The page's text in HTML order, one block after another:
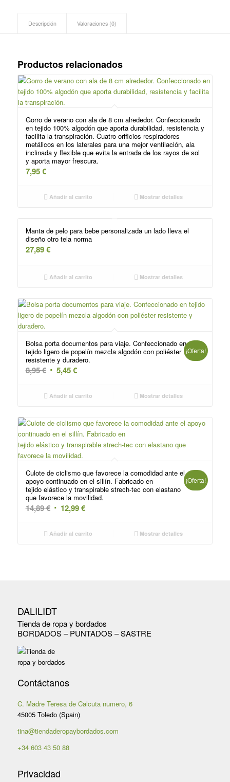
Descripción Valoraciones (0)
Productos relacionados
Gorro de verano con ala de 8 cm alrededor. Confeccionado
en tejido 100% algodón que aporta durabilidad, resistencia y
facilita la transpiración. Cuatro orificios respiradores
metálicos en los laterales para una mejor ventilación, ala
inclinada y flexible que evita la entrada de los rayos de sol
y aporta mayor frescura.
7,95€
Añadir al carrito Mostrar detalles
Manta de pelo para bebe personalizada un lado lleva el
diseño otro tela norma
27,89€
Añadir al carrito Mostrar detalles
Bolsa porta documentos para viaje. Confeccionado en
tejido ligero de popelín mezcla algodón con poliéster
resistente y duradero.
8,95€ El
original
8,95 €.
5,45€El
actual
5,45 €.
¡Oferta!
Añadir al carrito Mostrar detalles
Culote de ciclismo que favorece la comodidad ante el
apoyo continuado en el sillín. Fabricado en
tejido elástico y transpirable strech-tec con elastano
que favorece la movilidad.
14,89€ El
original
12,99€El
actual
¡Oferta!
Añadir al carrito Mostrar detalles
DALILIDT
Tienda de ropa y bordados
BORDADOS – PUNTADOS – SASTRE
Contáctanos
C. Madre Teresa de Calcuta numero, 6
45005 Toledo (Spain)
tina@tiendaderopaybordados.com
+34 603 43 50 88
Privacidad